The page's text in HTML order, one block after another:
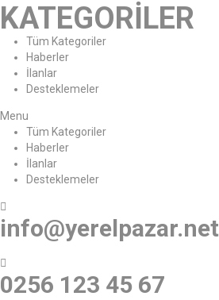
KATEGORİLER
Tüm Kategoriler
Haberler
İlanlar
Desteklemeler
Menu
Tüm Kategoriler
Haberler
İlanlar
Desteklemeler
info@yerelpazar.net
0256 123 45 67